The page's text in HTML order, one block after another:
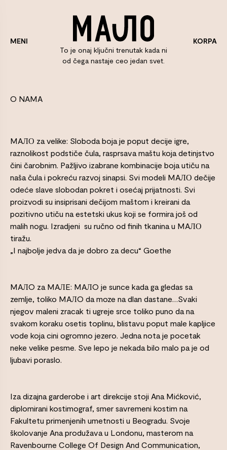
MENI
To je onaj ključni trenutak kada ni
od čega nastaje ceo jedan svet.
KORPA
O NAMA
MAЛО za velike: Sloboda boja je poput decije igre,
raznolikost podstiče čula, rasprsava maštu koja detinjstvo
čini čarobnim. Pažljivo izabrane kombinacije boja utiču na
naša čula i pokreću razvoj sinapsi. Svi modeli MAЛО dečije
odeće slave slobodan pokret i osećaj prijatnosti. Svi
proizvodi su insiprisani dečijom maštom i kreirani da
pozitivno utiču na estetski ukus koji se formira još od
malih nogu. Izradjeni su ručno od finih tkanina u MAЛО
tiražu.
„I najbolje jedva da je dobro za decu“ Goethe
MAЛO za MAЛE: MAЛO je sunce kada ga gledas sa
zemlje, toliko MAЛO da moze na dlan dastane…Svaki
njegov maleni zracak ti ugreje srce toliko puno da na
svakom koraku osetis toplinu, blistavu poput male kapljice
vode koja cini ogromno jezero. Jedna nota je pocetak
neke velike pesme. Sve lepo je nekada bilo malo pa je od
ljubavi poraslo.
Iza dizajna garderobe i art direkcije stoji Ana Mićković,
diplomirani kostimograf, smer savremeni kostim na
Fakultetu primenjenih umetnosti u Beogradu. Svoje
školovanje Ana produžava u Londonu, masterom na
Ravenbourne College Of Design And Communication,